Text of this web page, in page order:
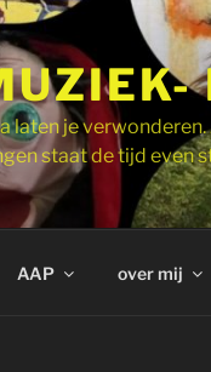
laten je
staat de tijd even
AAP over mij